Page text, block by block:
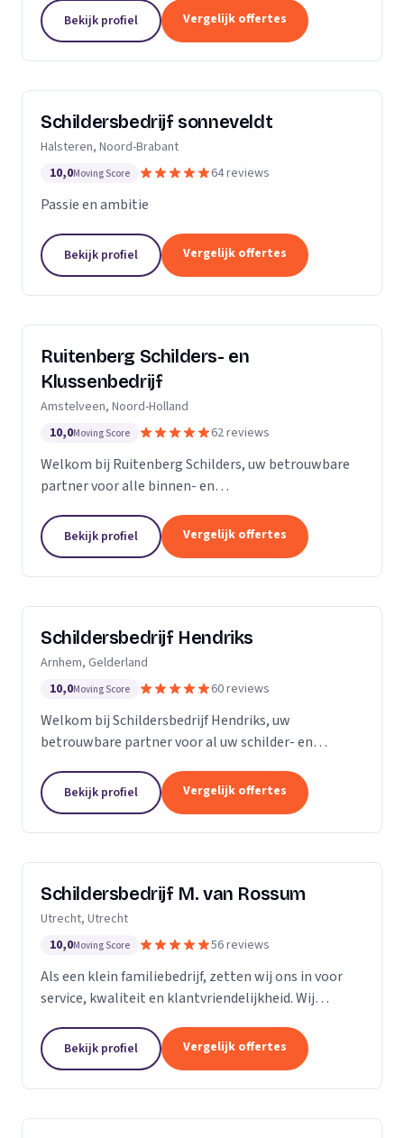
Dan bent u aan het juiste adres.Ik heb al meerdere
jaren ervaring zowel als...
Bekijk profiel Vergelijk offertes
Schildersbedrijf sonneveldt
Halsteren, Noord-Brabant
10,0Moving Score 64 reviews
Passie en ambitie
Bekijk profiel Vergelijk offertes
Ruitenberg Schilders- en
Klussenbedrijf
Amstelveen, Noord-Holland
10,0Moving Score 62 reviews
Welkom bij Ruitenberg Schilders, uw betrouwbare
partner voor alle binnen- en
een gevestigde naam in de provincie Noord-Holland,
met een bijzondere...
Bekijk profiel Vergelijk offertes
Schildersbedrijf Hendriks
Arnhem, Gelderland
10,0Moving Score 60 reviews
Welkom bij Schildersbedrijf Hendriks, uw
betrouwbare partner voor al uw schilder- en
de branche, onderscheiden we ons door onze
expertise en toewijding...
Bekijk profiel Vergelijk offertes
Schildersbedrijf M. van Rossum
Utrecht, Utrecht
10,0Moving Score 56 reviews
Als een klein familiebedrijf, zetten wij ons in voor
service, kwaliteit en klantvriendelijkheid. Wij
eigenaren als zakelijke klanten. Onze...
Bekijk profiel Vergelijk offertes